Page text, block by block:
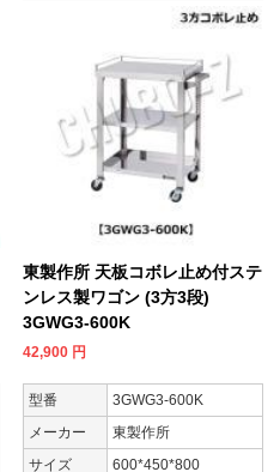
東製作所 天板コボレ止め付ステ
ンレス製ワゴン (3方3段)
3GWG3-600K
42,900 円
型番
3GWG3-600K
メーカー
東製作所
サイズ
600*450*800